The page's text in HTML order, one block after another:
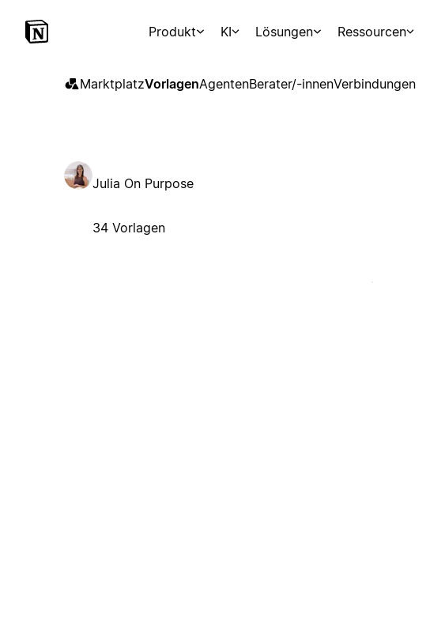
Produkt KI Lösungen Ressourcen
MarktplatzVorlagenAgentenBerater/-innenVerbindungen
Julia On Purpose
34 Vorlagen